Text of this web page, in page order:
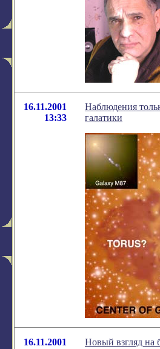
16.11.2001
13:33
Наблюдения
галатики
16.11.2001
Новый взгляд на